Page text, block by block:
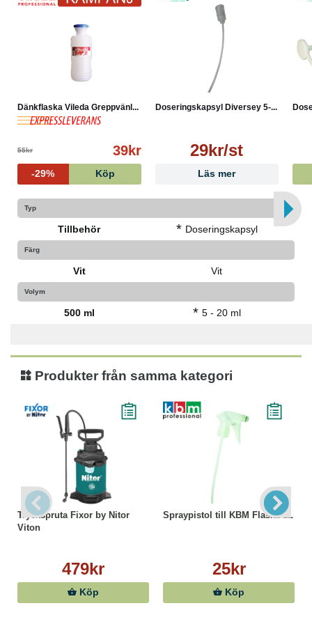
Dänkflaska Vileda Greppvänl...
55kr 39kr
-29% Köp
Doseringskapsyl Diversey 5-...
29kr/st
Läs mer
Typ
Tillbehör * Doseringskapsyl
Färg
Vit Vit
Volym
500 ml * 5 - 20 ml
Produkter från samma kategori
Tryckspruta Fixor by Nitor
Viton
479kr
Köp
Spraypistol till KBM Flaska 1L
25kr
Köp